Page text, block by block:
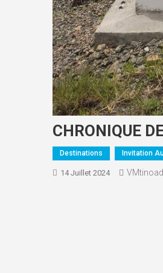
CHRONIQUE
Destinations Invitation
14 Juillet 2024